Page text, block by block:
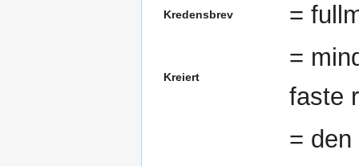
Kredensbrev =
Kreiert
=
faste
=